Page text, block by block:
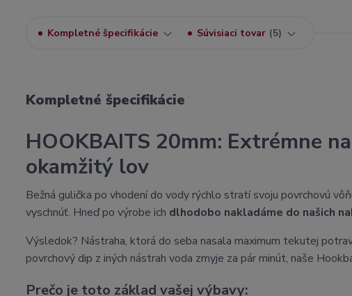
Kompletné špecifikácie Súvisiaci tovar 5
Kompletné špecifikácie
HOOKBAITS 20mm: Extrémne
okamžitý lov
Bežná gulička po vhodení do vody rýchlo stratí svoju povrchovú
vyschnúť. Hneď po výrobe ich dlhodobo nakladáme do našich
Výsledok? Nástraha, ktorá do seba nasala maximum tekutej
povrchový dip z iných nástrah voda zmyje za pár minút, naše
Prečo je toto základ vašej výbavy: